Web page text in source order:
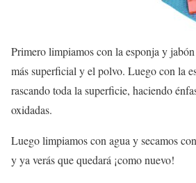
Primero limpiamos con la esponja y
más superficial y el polvo. Luego con la
rascando toda la superficie, haciendo
oxidadas.
Luego limpiamos con agua y secamos
y ya verás que quedará ¡como nuevo!